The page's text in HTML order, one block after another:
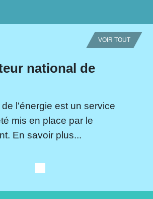
VOIR TOUT
national de
l'énergie est un service
mis en place par le
En savoir plus...